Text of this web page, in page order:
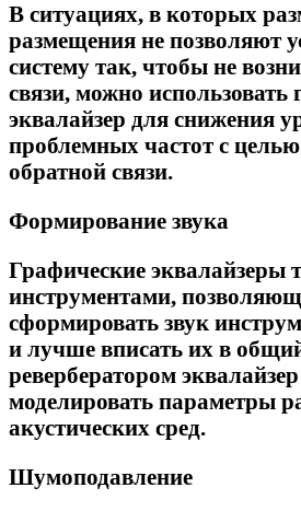
В ситуациях, в которых
размещения не позволяют
систему так, чтобы не
связи, можно использовать
эквалайзер для снижения
проблемных частот с
обратной связи.
Формирование звука
Графические эквалайзеры
инструментами,
сформировать звук
и лучше вписать их в
ревербератором
моделировать параметры
акустических сред.
Шумоподавление